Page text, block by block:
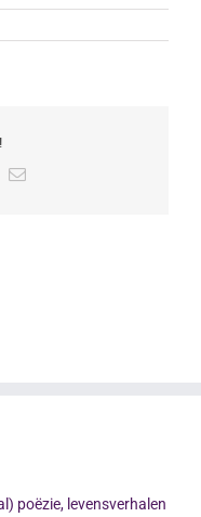
E-
poëzie, levensverhalen